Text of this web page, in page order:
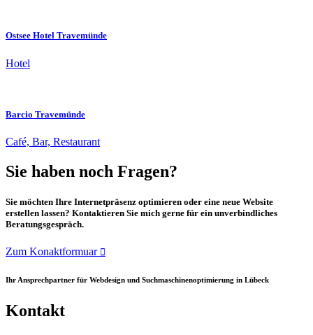
Ostsee Hotel Travemünde
Hotel
Barcio Travemünde
Café, Bar, Restaurant
Sie haben noch Fragen?
Sie möchten Ihre Internetpräsenz optimieren oder eine neue Website
erstellen lassen? Kontaktieren Sie mich gerne für ein unverbindliches
Beratungsgespräch.
Zum Konaktformuar
Ihr Ansprechpartner für Webdesign und Suchmaschinenoptimierung in Lübeck
Kontakt